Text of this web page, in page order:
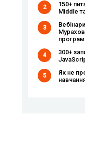
2
150+
Middle
3
4
300+
5
Як не